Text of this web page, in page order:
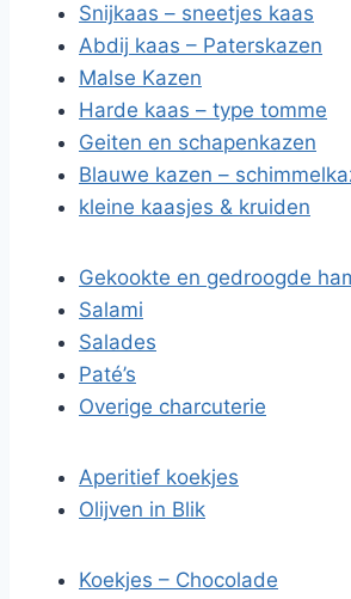
Snijkaas – sneetjes kaas
Abdij kaas – Paterskazen
Malse Kazen
Harde kaas – type tomme
Geiten en schapenkazen
Blauwe kazen –
kleine kaasjes & kruiden
Gekookte en gedroogde
Salami
Salades
Paté’s
Overige charcuterie
Aperitief koekjes
Olijven in Blik
Koekjes – Chocolade